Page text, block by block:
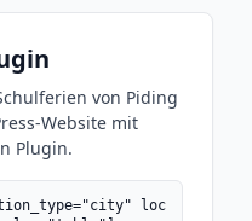
von Piding
Website mit
Plugin.
loc